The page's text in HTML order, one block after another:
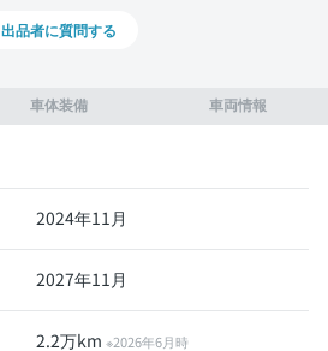
車体装備 車両情報
2024年11月
2027年11月
2.2万km※2026年6月時
出品者に質問する